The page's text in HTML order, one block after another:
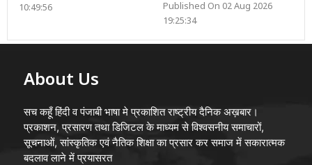
10:49:56
Published On 02 Aug 2026
19:25:34
About Us
सच कहूँ हिंदी व पंजाबी भाषा मे प्रकाशित राष्ट्रीय दैनिक अख़बार।
प्रकाशन, प्रसारण तथा डिजिटल के माध्यम से विश्वसनीय समाचारों,
सूचनाओं, सांस्कृतिक एवं नैतिक शिक्षा का प्रसार कर समाज में सकारात्मक
बदलाव लाने में प्रयासरत